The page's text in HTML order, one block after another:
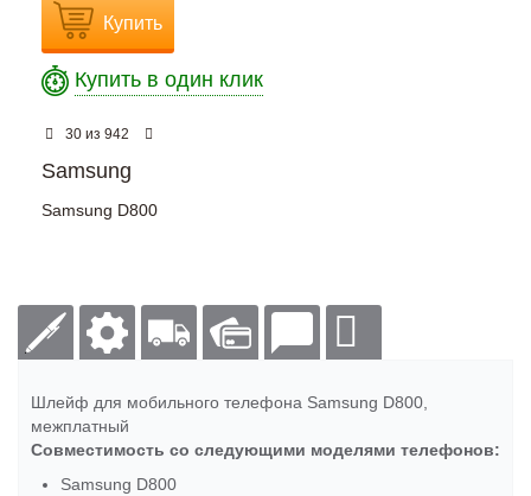
Купить
Купить в один клик
30 из 942
Samsung
Samsung D800
Шлейф для мобильного телефона Samsung D800,
межплатный
Совместимость со следующими моделями телефонов:
Samsung D800